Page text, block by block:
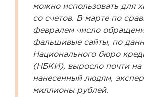
можно использовать для
со счетов. В марте по
февралем число
фальшивые сайты, по
Национального бюро
(НБКИ), выросло почти
нанесенный людям,
миллионы рублей.